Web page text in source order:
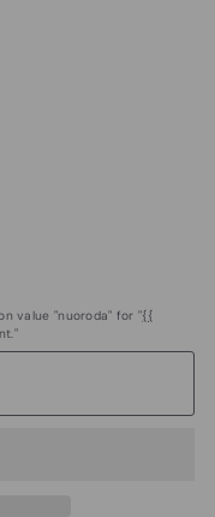
value "nuoroda" for "{{